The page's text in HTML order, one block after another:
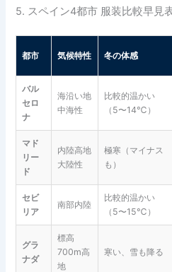
5. スペイン4都市 服装比較早見
都市 気候特性 冬の体感
バル
セロ
ナ
海沿い地
中海性
比較的温かい
（5〜14℃）
マド
リー
ド
内陸高地
大陸性
極寒（マイナス
も）
セビ
リア
南部内陸
比較的温かい
（5〜15℃）
グラ
ナダ
標高
700m高
地
寒い、雪も降る